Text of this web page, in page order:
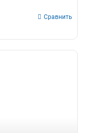
Сравнить